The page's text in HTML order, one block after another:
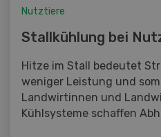
Nutztiere
Stallkühlung bei
Hitze im Stall bedeutet
weniger Leistung und
Landwirtinnen und
Kühlsysteme schaffen